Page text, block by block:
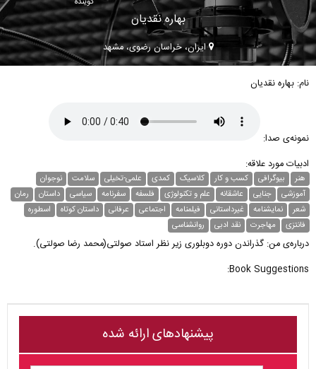
بهاره نقدیان
ایران، خراسان رضوی، مشهد
نام: بهاره نقدیان
نمونه‌ی صدا:
ادبیات مورد علاقه:
هنر بیوگرافی کسب و کار کلاسیک کمدی علمی-تخیلی سلامت
نوجوان
آموزشی
جنایی عاشقانه علم و تکنولوژی فلسفه سفرنامه سیاسی داستان
رمان
شعر
نمایشنامه غیر‌داستانی فیلمنامه اجتماعی عرفانی داستان کوتاه
اسطوره
فانتزی
مهاجرت نقد ادبی روانشناسی
درباره‌ی من: گذراندن دوره دوبلوری زیر نظر استاد صولتی(محمد رضا صولتی).
Book Suggestions:
پیشنهادهای ارائه شده